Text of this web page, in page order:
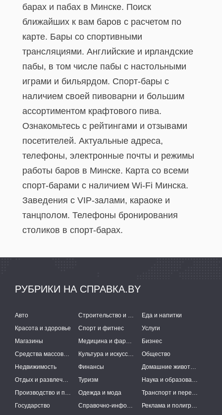
барах и пабах в Минске. Поиск
ближайших к вам баров с расчетом по
карте. Бары со спортивными
трансляциями. Английские и ирландские
пабы, в том числе пабы с настольными
играми и бильярдом. Спорт-бары с
наличием своей пивоварни и большим
ассортиментом крафтового пива.
Ознакомьтесь с рейтингами и отзывами
посетителей. Актуальные адреса,
телефоны, электронные почты и режимы
работы баров в Минске. Карта со всеми
спорт-барами с наличием Wi-Fi Минска.
Заведения с VIP-залами, караоке и
танцполом. Телефоны бронирования
столиков в спорт-барах.
РУБРИКИ НА СПРАВКА.BY
Авто Строительство и ремонт
Еда и напитки
Красота и здоровье
Спорт и фитнес
Услуги
Магазины
Медицина и фармацевтика
Бизнес
Средства массовой информации
Культура и искусство
Общество
Недвижимость
Финансы
Домашние животные
Отдых и развлечения
Туризм
Наука и образование
Производство и поставки
Одежда и мода
Транспорт и перевозки
Государство
Справочно-информационные системы Реклама и полиграфия